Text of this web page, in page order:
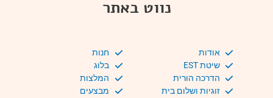
נווט באתר
אודות
שיטת EST
הדרכה הורית
זוגיות ושלום בית
חנות
בלוג
המלצות
מבצעים